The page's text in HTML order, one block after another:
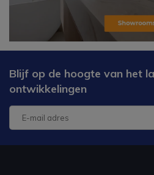
Blijf op de hoogte van het
ontwikkelingen